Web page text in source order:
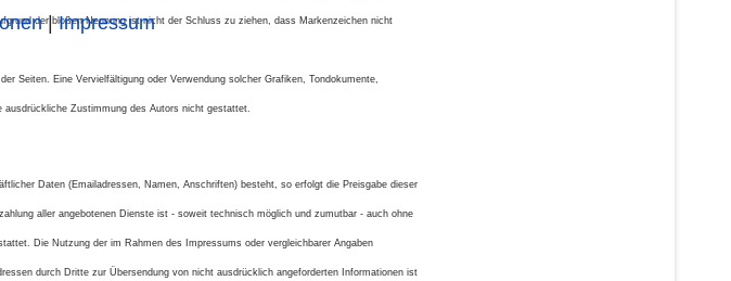
der bloßen Nennung ist nicht der Schluss zu ziehen, dass Markenzeichen nicht
Seiten. Eine Vervielfältigung oder Verwendung solcher Grafiken, Tondokumente,
ausdrückliche Zustimmung des Autors nicht gestattet.
Daten (Emailadressen, Namen, Anschriften) besteht, so erfolgt die Preisgabe dieser
aller angebotenen Dienste ist - soweit technisch möglich und zumutbar - auch ohne
Die Nutzung der im Rahmen des Impressums oder vergleichbarer Angaben
durch Dritte zur Übersendung von nicht ausdrücklich angeforderten Informationen ist
|Impressum